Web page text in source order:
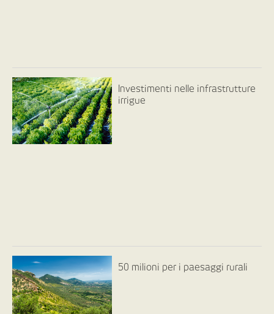
Investimenti nelle infrastrutture
irrigue
50 milioni per i paesaggi rurali